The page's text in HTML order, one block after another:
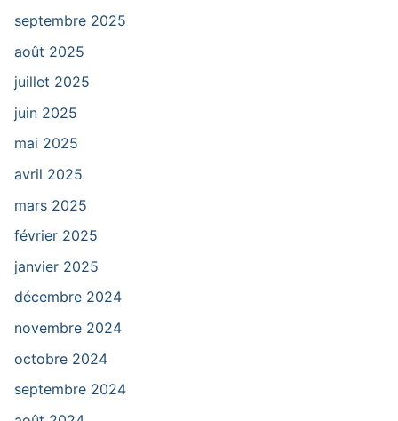
septembre 2025
août 2025
juillet 2025
juin 2025
mai 2025
avril 2025
mars 2025
février 2025
janvier 2025
décembre 2024
novembre 2024
octobre 2024
septembre 2024